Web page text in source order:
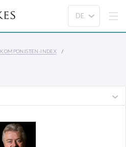
KOMPONISTEN-INDEX